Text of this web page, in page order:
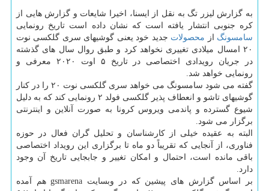
به گزارش لیزر تگ به نقل از ایسنا، اخیرا شایعات و گزارش هایی از
کره جنوبی انتشار یافته است که نشان داده است تاریخ رونمایی
سامسونگ از محصولات جدید خود یعنی گوشیهای سری گلکسی نوت
۲۰ امسال میلادی تغییری نخواهد کرد و طبق روال سال های گذشته
در جریان رویدادی اختصاصی در تاریخ ۵ اوت ۲۰۲۰ معرفی و
رونمایی خواهد شد.
گفته می شود سامسونگ می خواهد سری گلکسی نوت ۲۰ را در کنار
گوشیهای تاشو و انعطاف پذیر گلکسی فولد ۲ رونمایی کند که به دلیل
شیوع گسترده و پاندمی ویروس کرونا به صورت آنلاین و اینترنتی
برگزار می شود.
البته به عقیده خیلی از کارشناسان و تحلیل گران فعال در حوزه
فناوری، از آنجایی که تقریباً دو ماه تا برگزاری این رویداد اختصاصی
باقی مانده است، احتمال و امکان تغییر و جابجایی تاریخ آن وجود
دارد.
بر اساس گزارش های پیشین که در وبسایت gsmarena هم آمده